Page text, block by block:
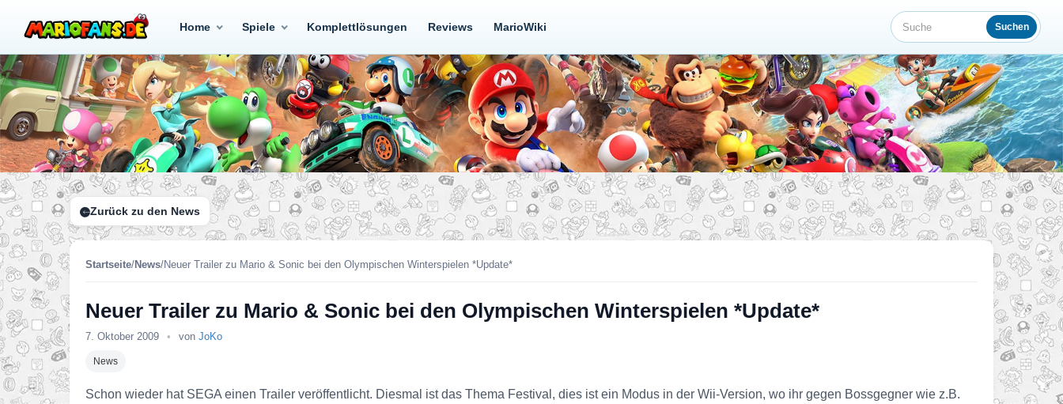
Home Spiele Komplettlösungen Reviews MarioWiki Suche Suchen
Zurück zu den News
Startseite/News/Neuer Trailer zu Mario & Sonic bei den Olympischen Winterspielen *Update*
Neuer Trailer zu Mario & Sonic bei den Olympischen Winterspielen *Update*
7. Oktober 2009 • von JoKo
News
Schon wieder hat SEGA einen Trailer veröffentlicht. Diesmal ist das Thema Festival, dies ist ein Modus in der Wii-Version, wo ihr gegen Bossgegner wie z.B.